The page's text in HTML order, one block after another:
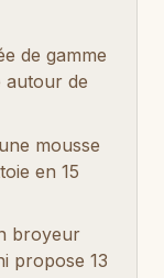
de gamme
autour de
mousse
en 15
broyeur
propose 13